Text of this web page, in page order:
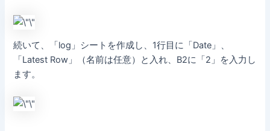
続いて、「log」シートを作成し、1行目に「Date」、
「Latest Row」（名前は任意）と入れ、B2に「2」を入力し
ます。